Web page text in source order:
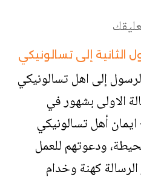
الثانية إلى تسالونيكي
إلى اهل تسالونيكي
الاولى بشهور في
أهل تسالونيكي
ودعوتهم للعمل
كهنة وخدام